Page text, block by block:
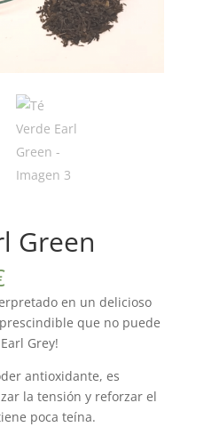
Green
Rango
de
precios:
desde
2,90 €
hasta
29,00 €
en un delicioso
que no puede
Grey!
antioxidante, es
la tensión y reforzar el
poca teína.